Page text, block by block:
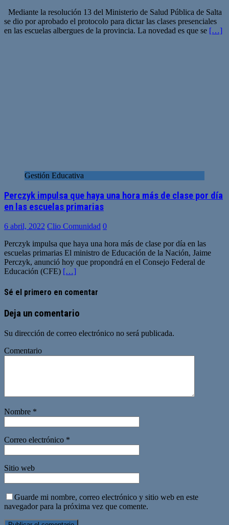
Mediante la resolución 13 del Ministerio de Salud Pública de Salta
se dio por aprobado el protocolo para dictar las clases presenciales
en las escuelas albergues de la provincia. La novedad es que se […]
Gestión Educativa
Perczyk impulsa que haya una hora más de clase por día
en las escuelas primarias
6 abril, 2022 Clio Comunidad 0
Perczyk impulsa que haya una hora más de clase por día en las
escuelas primarias El ministro de Educación de la Nación, Jaime
Perczyk, anunció hoy que propondrá en el Consejo Federal de
Educación (CFE) […]
Sé el primero en comentar
Deja un comentario
Su dirección de correo electrónico no será publicada.
Comentario
Nombre *
Correo electrónico *
Sitio web
Guarde mi nombre, correo electrónico y sitio web en este
navegador para la próxima vez que comente.